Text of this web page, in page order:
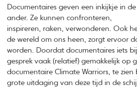
Documentaires geven een inkijkje in
ander. Ze kunnen confronteren,
inspireren, raken, verwonderen. Ook
de wereld om ons heen, zorgt ervoor
worden. Doordat documentaires iets
gesprek vaak (relatief) gemakkelijk op
documentaire Climate Warriors, te zien
grote uitdaging van deze tijd in de